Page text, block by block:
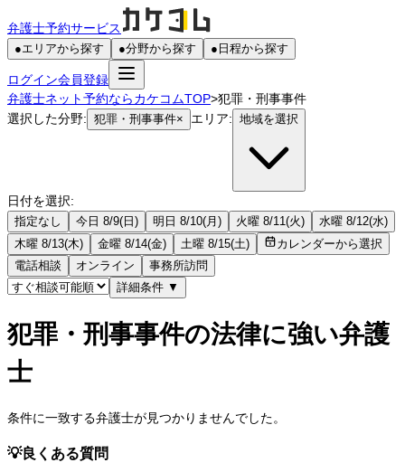
弁護士予約サービス
●エリアから探す ●分野から探す ● 日程から探す
ログイン会員登録
弁護士ネット予約ならカケコムTOP>犯罪・刑事事件
選択した分野: 犯罪・刑事事件× エリア: 地域を選択
日付を選択:
指定なし 今日 8/9(日) 明日 8/10(月) 火曜 8/11(火)
水曜 8/12(水)
木曜 8/13(木)
金曜 8/14(金) 土曜 8/15(土)
カレンダーから選択
電話相談
オンライン
事務所訪問
詳細条件 ▼
犯罪・刑事事件の法律に強い弁護
士
条件に一致する弁護士が見つかりませんでした。
💡良くある質問